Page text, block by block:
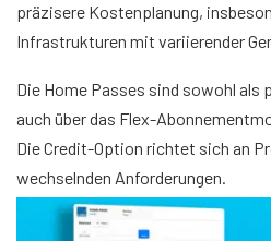
präzisere Kostenplanung,
Infrastrukturen mit variierender
Die Home Passes sind sowohl als
auch über das Flex-
Die Credit-Option richtet sich an
wechselnden Anforderungen.